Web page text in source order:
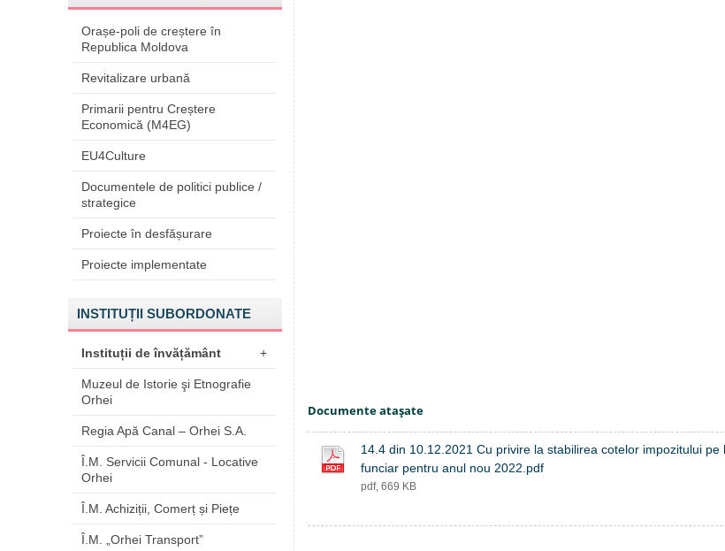
Orașe-poli de creștere în
Republica Moldova
Revitalizare urbană
Primarii pentru Creștere
Economică (M4EG)
EU4Culture
Documentele de politici publice /
strategice
Proiecte în desfășurare
Proiecte implementate
INSTITUȚII SUBORDONATE
Instituții de învățământ +
Muzeul de Istorie şi Etnografie
Orhei
Regia Apă Canal – Orhei S.A.
Î.M. Servicii Comunal - Locative
Orhei
Î.M. Achiziții, Comerț și Piețe
Î.M. „Orhei Transport”
Documente ataşate
14.4 din 10.12.2021 Cu privire la stabilirea cotelor impozitului
funciar pentru anul nou 2022.pdf
pdf, 669 KB